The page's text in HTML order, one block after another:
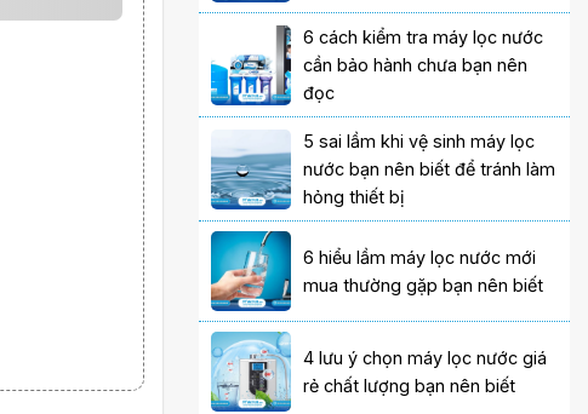
6 cách kiểm tra máy lọc nước
cần bảo hành chưa bạn nên
đọc
5 sai lầm khi vệ sinh máy lọc
nước bạn nên biết để tránh làm
hỏng thiết bị
6 hiểu lầm máy lọc nước mới
mua thường gặp bạn nên biết
4 lưu ý chọn máy lọc nước giá
rẻ chất lượng bạn nên biết